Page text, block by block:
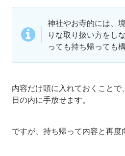
神社やお寺的には、
りな取り扱い方をし
っても持ち帰っても
内容だけ頭に入れておくこと
日の内に手放せます。
ですが、持ち帰って内容と再度